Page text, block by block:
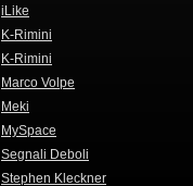
iLike
K-Rimini
K-Rimini
Marco Volpe
Meki
MySpace
Segnali Deboli
Stephen Kleckner